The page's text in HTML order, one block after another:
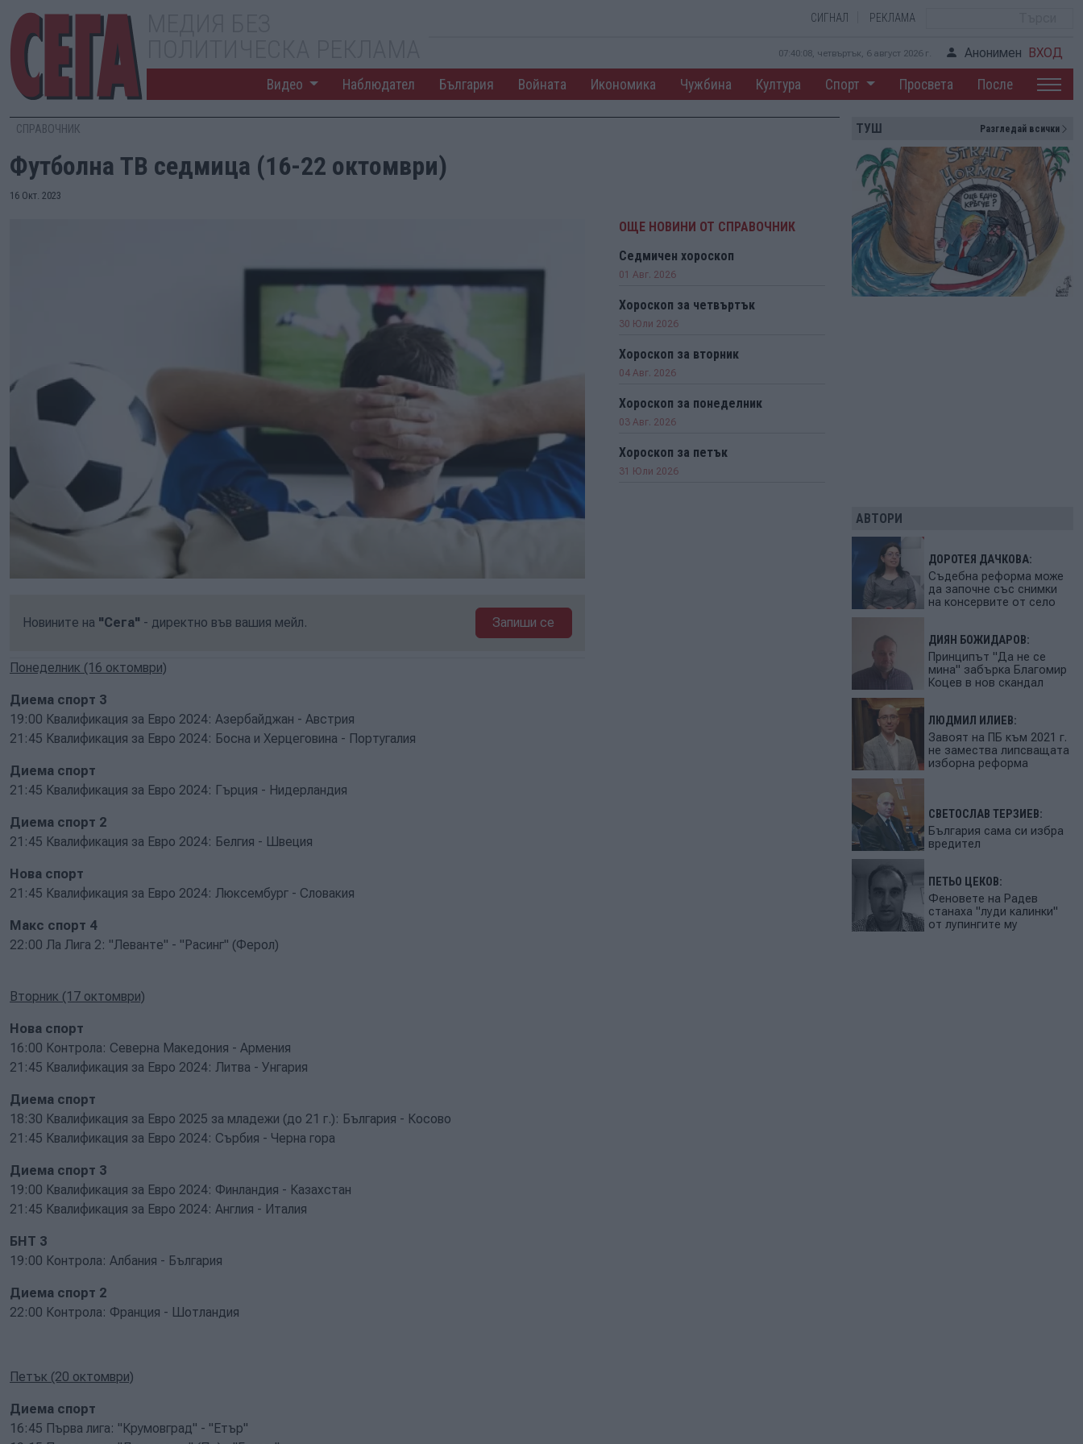
СИГНАЛ РЕКЛАМА
07:40:09, четвъртък, 6 август 2026 г. Анонимен ВХОД
Видео Наблюдател България Войната Икономика Чужбина Култура Спорт Просвета После
СПРАВОЧНИК
Футболна ТВ седмица (16-22 октомври)
16 Окт. 2023
Новините на "Сега" - директно във вашия мейл. Запиши се
Понеделник (16 октомври)
Диема спорт 3
19:00 Квалификация за Евро 2024: Азербайджан - Австрия
21:45 Квалификация за Евро 2024: Босна и Херцеговина - Португалия
Диема спорт
21:45 Квалификация за Евро 2024: Гърция - Нидерландия
Диема спорт 2
21:45 Квалификация за Евро 2024: Белгия - Швеция
Нова спорт
21:45 Квалификация за Евро 2024: Люксембург - Словакия
Макс спорт 4
22:00 Ла Лига 2: "Леванте" - "Расинг" (Ферол)
Вторник (17 октомври)
Нова спорт
16:00 Контрола: Северна Македония - Армения
21:45 Квалификация за Евро 2024: Литва - Унгария
Диема спорт
18:30 Квалификация за Евро 2025 за младежи (до 21 г.): България - Косово
21:45 Квалификация за Евро 2024: Сърбия - Черна гора
Диема спорт 3
19:00 Квалификация за Евро 2024: Финландия - Казахстан
21:45 Квалификация за Евро 2024: Англия - Италия
БНТ 3
19:00 Контрола: Албания - България
Диема спорт 2
22:00 Контрола: Франция - Шотландия
Петък (20 октомври)
Диема спорт
16:45 Първа лига: "Крумовград" - "Етър"
ОЩЕ НОВИНИ ОТ СПРАВОЧНИК
Седмичен хороскоп
01 Авг. 2026
Хороскоп за четвъртък
30 Юли 2026
Хороскоп за вторник
04 Авг. 2026
Хороскоп за понеделник
03 Авг. 2026
Хороскоп за петък
31 Юли 2026
ТУШ Разгледай всички
АВТОРИ
ДОРОТЕЯ ДАЧКОВА:
Съдебна реформа може
да започне със снимки
на консервите от село
ДИЯН БОЖИДАРОВ:
Принципът "Да не се
мина" забърка Благомир
Коцев в нов скандал
ЛЮДМИЛ ИЛИЕВ:
Завоят на ПБ към 2021 г.
не замества липсващата
изборна реформа
СВЕТОСЛАВ ТЕРЗИЕВ:
България сама си избра
вредител
ПЕТЬО ЦЕКОВ:
Феновете на Радев
станаха "луди калинки"
от лупингите му